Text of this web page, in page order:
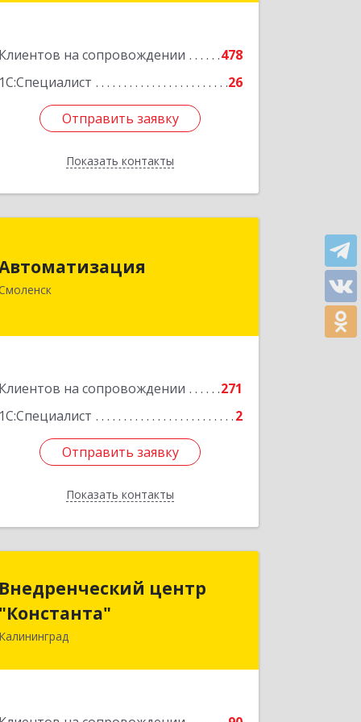
Клиентов на сопровождении
478
1С:Специалист
26
Отправить заявку
Показать контакты
Подробнее
Отправить заявку
Назад
Клиентов на сопровождении
271
1С:Специалист
2
Отправить заявку
Показать контакты
214019, Смоленская обл, Смоленск г,
Марии Октябрьской ул, дом № 16,
Отправить заявку
Назад
Внедренческий центр
"Константа"
Калининград
Внедренческий центр
"Константа"
236006, Калининградская обл,
Подробнее